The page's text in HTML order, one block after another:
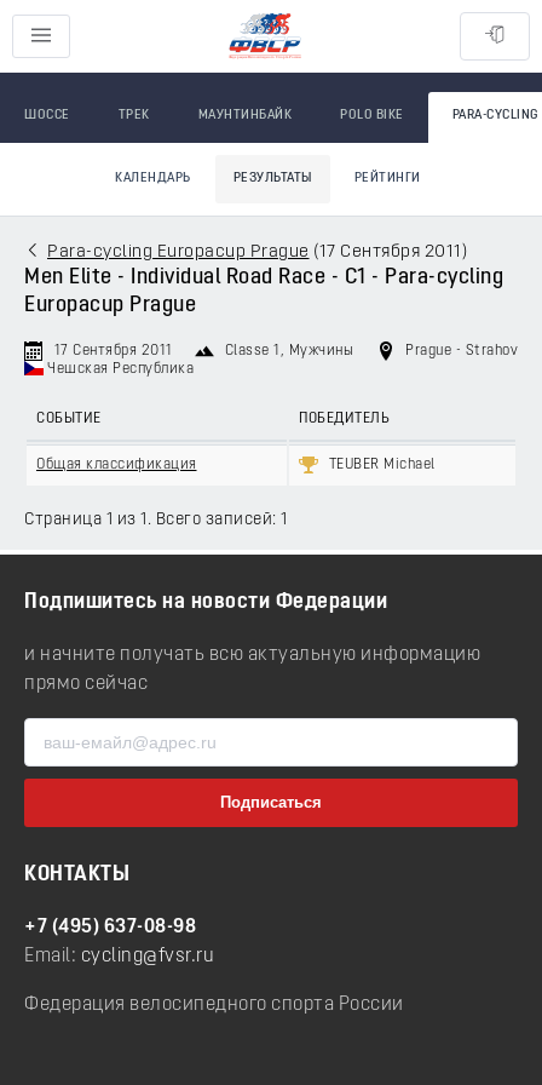
ШОССЕ ТРЕК МАУНТИНБАЙК POLO BIKE PARA-CYCLING
КАЛЕНДАРЬ РЕЗУЛЬТАТЫ РЕЙТИНГИ
Para-cycling Europacup Prague (17 Сентября 2011 )
Men Elite - Individual Road Race - C1 - Para-cycling
Europacup Prague
17 Сентября 2011 Classe 1 , Мужчины
Prague - Strahov
Чешская Республика
СОБЫТИЕ ПОБЕДИТЕЛЬ
Общая классификация TEUBER Michael
Страница 1 из 1. Всего записей: 1
Подпишитесь на новости Федерации
и начните получать всю актуальную информацию
прямо сейчас
КОНТАКТЫ
+7 (495) 637-08-98
Email: cycling@fvsr.ru
Федерация велосипедного спорта России